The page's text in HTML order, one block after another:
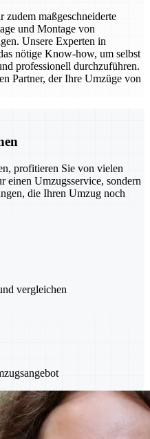
maßgeschneiderte
und Montage von
Unsere Experten in
nötige Know-how, um selbst
professionell durchzuführen.
Partner, der Ihre Umzüge von
profitieren Sie von vielen
einen Umzugsservice, sondern
die Ihren Umzug noch
vergleichen